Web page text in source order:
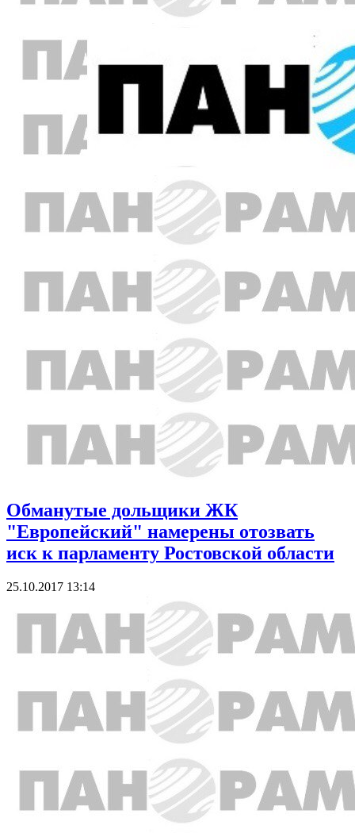
Обманутые дольщики ЖК
"Европейский" намерены отозвать
иск к парламенту Ростовской области
25.10.2017 13:14